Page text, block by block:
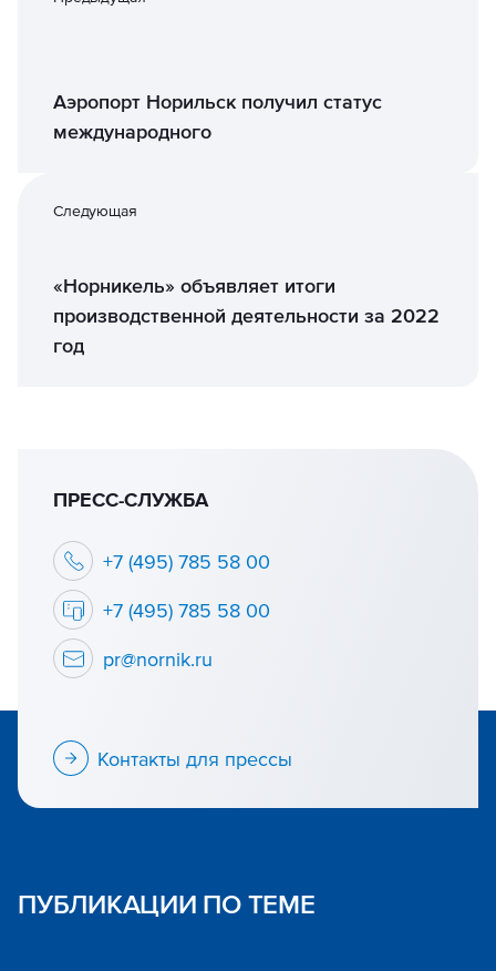
Аэропорт Норильск получил статус
международного
Следующая
«Норникель» объявляет итоги
производственной деятельности за 2022
год
ПРЕСС-СЛУЖБА
+7 (495) 785 58 00
+7 (495) 785 58 00
pr@nornik.ru
Контакты для прессы
ПУБЛИКАЦИИ ПО ТЕМЕ